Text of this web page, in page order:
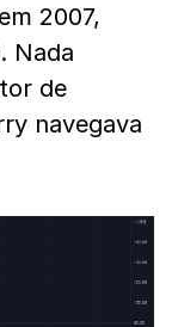
2007,
Nada
de
navegava